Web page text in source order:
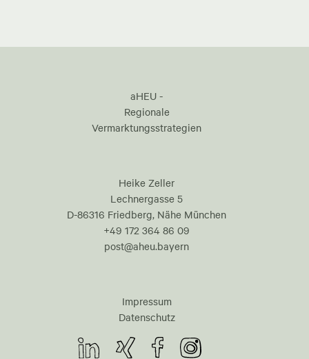
aHEU -
Regionale
Vermarktungsstrategien
Heike Zeller
Lechnergasse 5
D-86316 Friedberg, Nähe München
+49 172 364 86 09
post@aheu.bayern
Impressum
Datenschutz